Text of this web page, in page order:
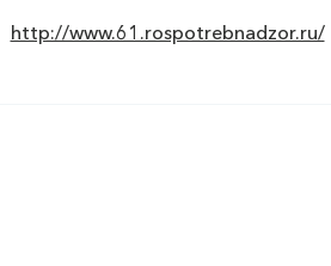
http://www.61.rospotrebnadzor.ru/